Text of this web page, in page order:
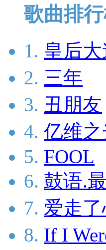
歌曲排
1. 皇后
2. 三年
3. 丑朋友
4. 亿维之
5. FOOL
6. 鼓语.
7. 爱走
8. If I